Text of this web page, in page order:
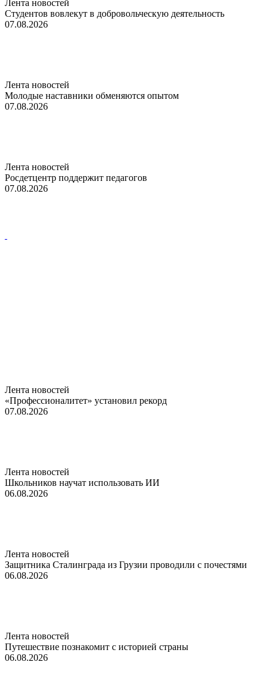
Лента новостей
Студентов вовлекут в добровольческую деятельность
07.08.2026
Лента новостей
Молодые наставники обменяются опытом
07.08.2026
Лента новостей
Росдетцентр поддержит педагогов
07.08.2026
Лента новостей
«Профессионалитет» установил рекорд
07.08.2026
Лента новостей
Школьников научат использовать ИИ
06.08.2026
Лента новостей
Защитника Сталинграда из Грузии проводили с почестями
06.08.2026
Лента новостей
Путешествие познакомит с историей страны
06.08.2026